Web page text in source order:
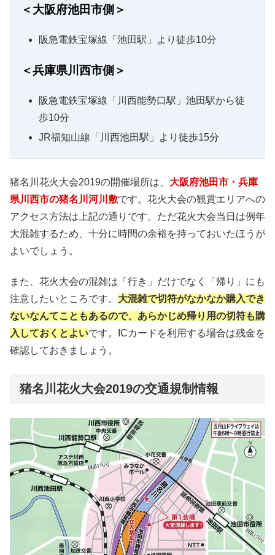
＜大阪府池田市側＞
阪急電鉄宝塚線「池田駅」より徒歩10分
＜兵庫県川西市側＞
阪急電鉄宝塚線「川西能勢口駅」池田駅から徒
歩10分
JR福知山線「川西池田駅」より徒歩15分
猪名川花火大会2019の開催場所は、 大阪府池田市・兵庫
県川西市の猪名川河川敷です。花火大会の観賞エリアへの
アクセス方法は上記の通りです。ただ花火大会当日は例年
大混雑するため、十分に時間の余裕を持っておいたほうが
よいでしょう。
また、花火大会の混雑は「行き」だけでなく「帰り」にも
注意したいところです。 大混雑で切符がなかなか購入でき
ないなんてこともあるので、あらかじめ帰り用の切符も購
入しておくとよいです。ICカードを利用する場合は残金を
確認しておきましょう。
猪名川花火大会2019の交通規制情報